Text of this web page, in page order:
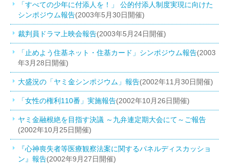
「すべての少年に付添人を！」 公的付添人制度実現に向けた
シンポジウム報告(2003年5月30日開催)
裁判員ドラマ上映会報告(2003年5月24日開催)
「止めよう住基ネット・住基カード」シンポジウム報告(2003
年3月28日開催)
大盛況の「ヤミ金シンポジウム」報告(2002年11月30日開催)
「女性の権利110番」実施報告(2002年10月26日開催)
ヤミ金融根絶を目指す決議 ～九弁連定期大会にて～ご報告
(2002年10月25日開催)
『心神喪失者等医療観察法案に関するパネルディスカッショ
ン』報告(2002年9月27日開催)